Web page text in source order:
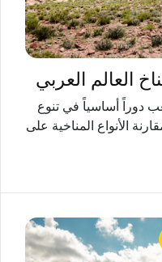
العالم العربي
دوراً أساسياً في تنوع
الأنواع المناخية على